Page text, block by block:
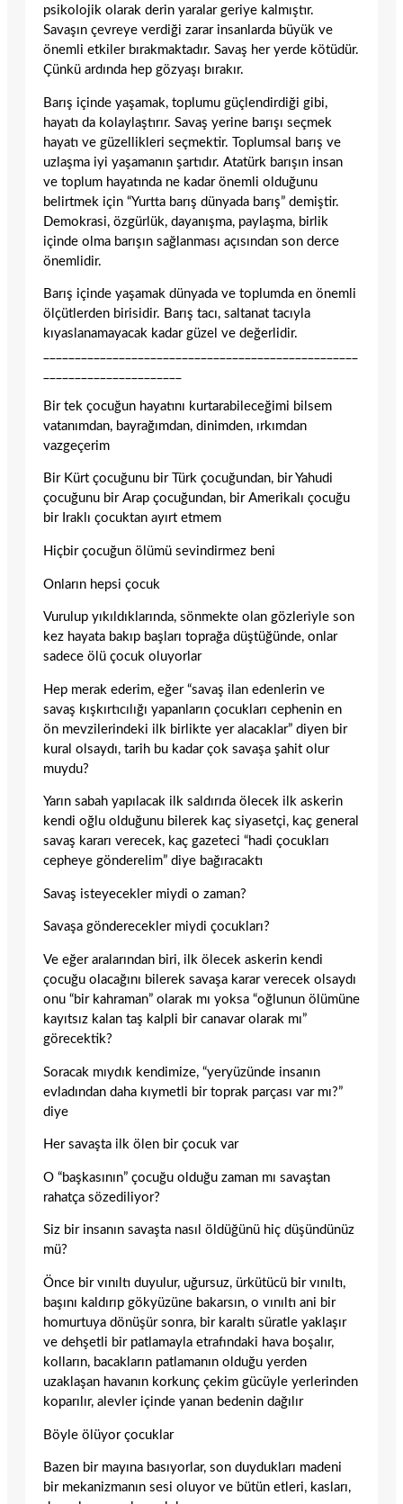
psikolojik olarak derin yaralar geriye kalmıştır.
Savaşın çevreye verdiği zarar insanlarda büyük ve
önemli etkiler bırakmaktadır. Savaş her yerde kötüdür.
Çünkü ardında hep gözyaşı bırakır.
Barış içinde yaşamak, toplumu güçlendirdiği gibi,
hayatı da kolaylaştırır. Savaş yerine barışı seçmek
hayatı ve güzellikleri seçmektir. Toplumsal barış ve
uzlaşma iyi yaşamanın şartıdır. Atatürk barışın insan
ve toplum hayatında ne kadar önemli olduğunu
belirtmek için “Yurtta barış dünyada barış” demiştir.
Demokrasi, özgürlük, dayanışma, paylaşma, birlik
içinde olma barışın sağlanması açısından son derce
önemlidir.
Barış içinde yaşamak dünyada ve toplumda en önemli
ölçütlerden birisidir. Barış tacı, saltanat tacıyla
kıyaslanamayacak kadar güzel ve değerlidir.
Bir tek çocuğun hayatını kurtarabileceğimi bilsem
vatanımdan, bayrağımdan, dinimden, ırkımdan
vazgeçerim
Bir Kürt çocuğunu bir Türk çocuğundan, bir Yahudi
çocuğunu bir Arap çocuğundan, bir Amerikalı çocuğu
bir Iraklı çocuktan ayırt etmem
Hiçbir çocuğun ölümü sevindirmez beni
Onların hepsi çocuk
Vurulup yıkıldıklarında, sönmekte olan gözleriyle son
kez hayata bakıp başları toprağa düştüğünde, onlar
sadece ölü çocuk oluyorlar
Hep merak ederim, eğer “savaş ilan edenlerin ve
savaş kışkırtıcılığı yapanların çocukları cephenin en
ön mevzilerindeki ilk birlikte yer alacaklar” diyen bir
kural olsaydı, tarih bu kadar çok savaşa şahit olur
muydu?
Yarın sabah yapılacak ilk saldırıda ölecek ilk askerin
kendi oğlu olduğunu bilerek kaç siyasetçi, kaç general
savaş kararı verecek, kaç gazeteci “hadi çocukları
cepheye gönderelim” diye bağıracaktı
Savaş isteyecekler miydi o zaman?
Savaşa gönderecekler miydi çocukları?
Ve eğer aralarından biri, ilk ölecek askerin kendi
çocuğu olacağını bilerek savaşa karar verecek olsaydı
onu “bir kahraman” olarak mı yoksa “oğlunun ölümüne
kayıtsız kalan taş kalpli bir canavar olarak mı”
görecektik?
Soracak mıydık kendimize, “yeryüzünde insanın
evladından daha kıymetli bir toprak parçası var mı?”
diye
Her savaşta ilk ölen bir çocuk var
O “başkasının” çocuğu olduğu zaman mı savaştan
rahatça sözediliyor?
Siz bir insanın savaşta nasıl öldüğünü hiç düşündünüz
mü?
Önce bir vınıltı duyulur, uğursuz, ürkütücü bir vınıltı,
başını kaldırıp gökyüzüne bakarsın, o vınıltı ani bir
homurtuya dönüşür sonra, bir karaltı süratle yaklaşır
ve dehşetli bir patlamayla etrafındaki hava boşalır,
kolların, bacakların patlamanın olduğu yerden
uzaklaşan havanın korkunç çekim gücüyle yerlerinden
koparılır, alevler içinde yanan bedenin dağılır
Böyle ölüyor çocuklar
Bazen bir mayına basıyorlar, son duydukları madeni
bir mekanizmanın sesi oluyor ve bütün etleri, kasları,